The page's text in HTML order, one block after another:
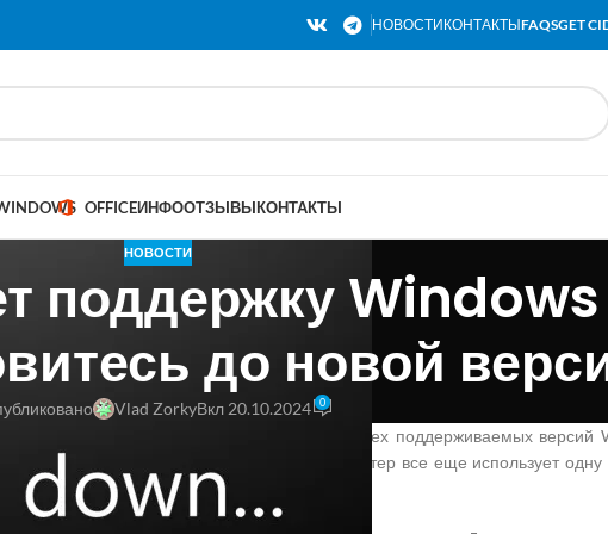
НОВОСТИКОНТАКТЫFAQSGET
OFFICEИНФООТЗЫВЫКОНТАКТЫ
НОВОСТИ
поддержку Windows
до новой
Vlad ZorkyВкл 20.10.2024 0
Patch Tuesday за этот месяц для всех поддерживаемых
Windows 11: 21H2 и 22H2. Если ваш компьютер все еще использует